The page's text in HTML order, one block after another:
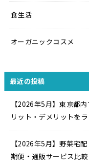
食生活
オーガニックコスメ
最近の投稿
【2026年5月】東京都
リット・デメリットを
【2026年5月】野菜宅
期便・通販サービス比較